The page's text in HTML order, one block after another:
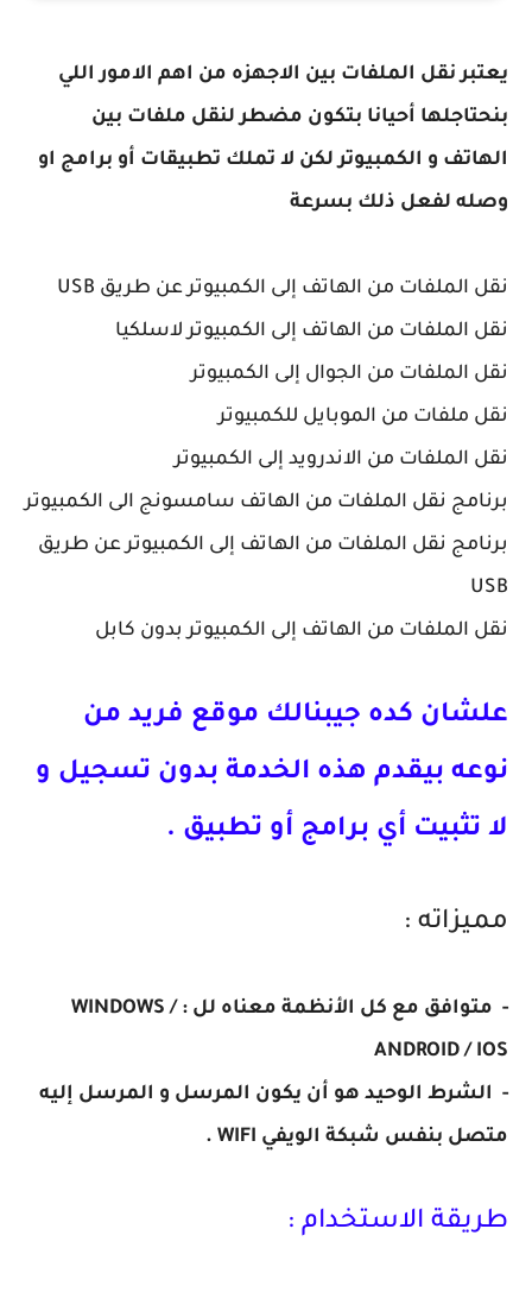
يعتبر نقل الملفات بين الاجهزه من اهم الامور اللي
بنحتاجلها أحيانا بتكون مضطر لنقل ملفات بين
الهاتف و الكمبيوتر لكن لا تملك تطبيقات أو برامج او
وصله لفعل ذلك بسرعة
نقل الملفات من الهاتف إلى الكمبيوتر عن طريق USB
نقل الملفات من الهاتف إلى الكمبيوتر لاسلكيا
نقل الملفات من الجوال إلى الكمبيوتر
نقل ملفات من الموبايل للكمبيوتر
نقل الملفات من الاندرويد إلى الكمبيوتر
برنامج نقل الملفات من الهاتف سامسونج الى الكمبيوتر
برنامج نقل الملفات من الهاتف إلى الكمبيوتر عن طريق
USB
نقل الملفات من الهاتف إلى الكمبيوتر بدون كابل
علشان كده جيبنالك موقع فريد من
نوعه بيقدم هذه الخدمة بدون تسجيل و
لا تثبيت أي برامج أو تطبيق .
مميزاته :
- متوافق مع كل الأنظمة معناه لل : WINDOWS /
ANDROID / IOS
- الشرط الوحيد هو أن يكون المرسل و المرسل إليه
متصل بنفس شبكة الويفي WIFI .
طريقة الاستخدام :